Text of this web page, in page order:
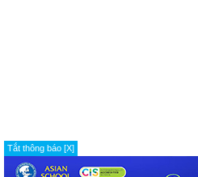
Tắt thông báo [X]